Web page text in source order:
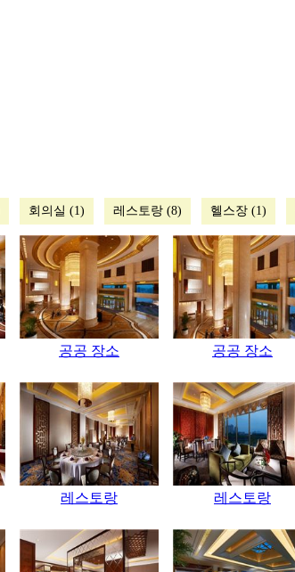
회의실 (1) 레스토랑 (8) 헬스장 (1)
공공 장소 공공 장소
레스토랑 레스토랑